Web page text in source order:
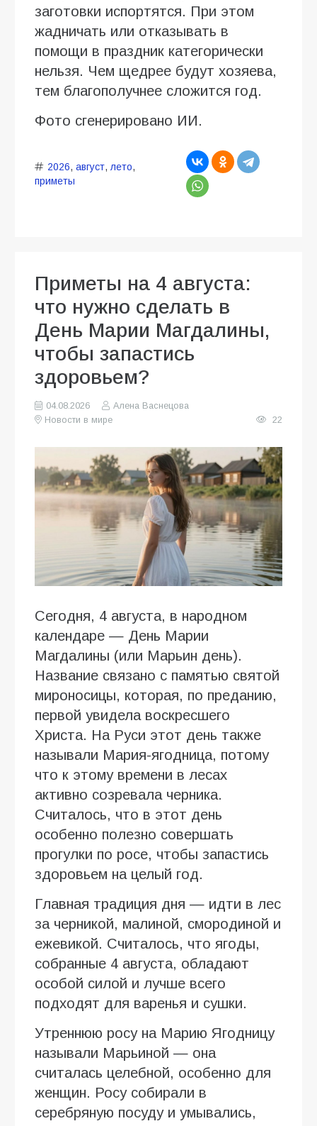
заготовки испортятся. При этом
жадничать или отказывать в
помощи в праздник категорически
нельзя. Чем щедрее будут хозяева,
тем благополучнее сложится год.
Фото сгенерировано ИИ.
2026, август, лето,
приметы
Приметы на 4 августа:
что нужно сделать в
День Марии Магдалины,
чтобы запастись
здоровьем?
04.08.2026
Алена Васнецова
Новости в мире
22
Сегодня, 4 августа, в народном
календаре — День Марии
Магдалины (или Марьин день).
Название связано с памятью святой
мироносицы, которая, по преданию,
первой увидела воскресшего
Христа. На Руси этот день также
называли Мария-ягодница, потому
что к этому времени в лесах
активно созревала черника.
Считалось, что в этот день
особенно полезно совершать
прогулки по росе, чтобы запастись
здоровьем на целый год.
Главная традиция дня — идти в лес
за черникой, малиной, смородиной и
ежевикой. Считалось, что ягоды,
собранные 4 августа, обладают
особой силой и лучше всего
подходят для варенья и сушки.
Утреннюю росу на Марию Ягодницу
называли Марьиной — она
считалась целебной, особенно для
женщин. Росу собирали в
серебряную посуду и умывались,